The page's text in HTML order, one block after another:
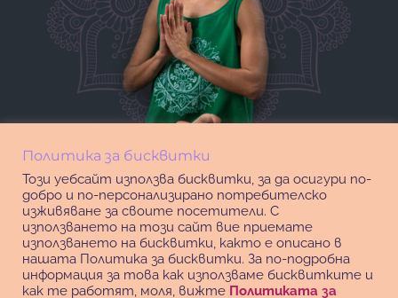
Политика за бисквитки
Този уебсайт използва бисквитки, за да осигури по-
добро и по-персонализирано потребителско
изживяване за своите посетители. С
използването на този сайт вие приемате
използването на бисквитки, както е описано в
нашата Политика за бисквитки. За по-подробна
информация за това как използваме бисквитките и
как те работят, моля, вижте Политиката за